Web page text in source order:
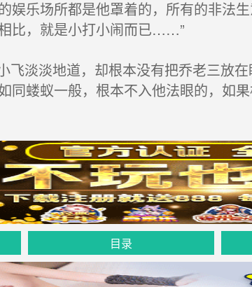
娱乐场所都是他罩着的，所有的非法
比，就是小打小闹而已……”
飞淡淡地道，却根本没有把乔老三放
同蝼蚁一般，根本不入他法眼的，如
目录